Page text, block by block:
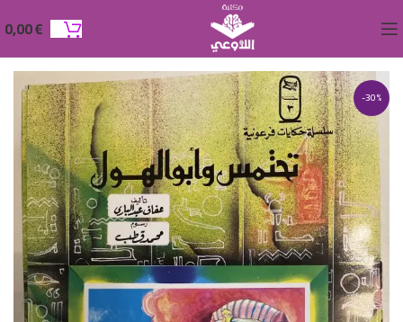
0,00€
-30%